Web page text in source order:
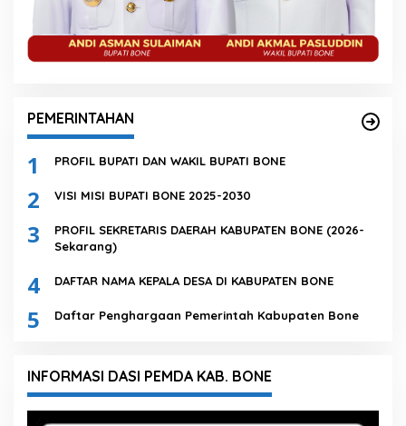
PEMERINTAHAN
1 PROFIL BUPATI DAN WAKIL BUPATI BONE
2 VISI MISI BUPATI BONE 2025-2030
3
PROFIL SEKRETARIS DAERAH KABUPATEN BONE (2026-
Sekarang)
4 DAFTAR NAMA KEPALA DESA DI KABUPATEN BONE
5 Daftar Penghargaan Pemerintah Kabupaten Bone
INFORMASI DASI PEMDA KAB. BONE